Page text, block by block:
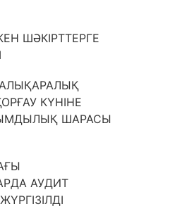
ШӘКІРТТЕРГЕ
КҮНІНЕ
ШАРАСЫ
АУДИТ